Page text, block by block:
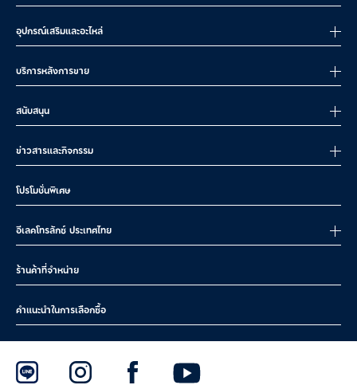
อุปกรณ์เสริมและอะไหล่
บริการหลังการขาย
สนับสนุน
ข่าวสารและกิจกรรม
โปรโมชั่นพิเศษ
อีเลคโทรลักซ์ ประเทศไทย
ร้านค้าที่จำหน่าย
คำแนะนำในการเลือกซื้อ